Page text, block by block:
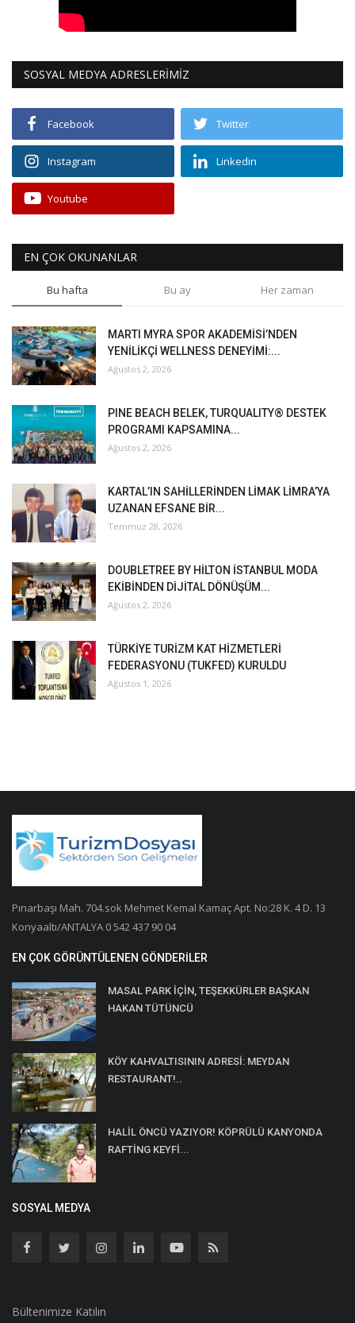
SOSYAL MEDYA ADRESLERİMİZ
Facebook Twitter
Instagram Linkedin
Youtube
EN ÇOK OKUNANLAR
Bu hafta Bu ay Her zaman
MARTI MYRA SPOR AKADEMİSİ’NDEN
YENİLİKÇİ WELLNESS DENEYİMİ:...
Ağustos 2, 2026
PINE BEACH BELEK, TURQUALITY® DESTEK
PROGRAMI KAPSAMINA...
Ağustos 2, 2026
KARTAL’IN SAHİLLERİNDEN LİMAK LİMRA’YA
UZANAN EFSANE BİR...
Temmuz 28, 2026
DOUBLETREE BY HİLTON İSTANBUL MODA
EKİBİNDEN DİJİTAL DÖNÜŞÜM...
Ağustos 2, 2026
TÜRKİYE TURİZM KAT HİZMETLERİ
FEDERASYONU (TUKFED) KURULDU
Ağustos 1, 2026
Pınarbaşı Mah. 704.sok Mehmet Kemal Kamaç Apt. No:28 K. 4 D. 13
Konyaaltı/ANTALYA 0 542 437 90 04
EN ÇOK GÖRÜNTÜLENEN GÖNDERILER
MASAL PARK İÇİN, TEŞEKKÜRLER BAŞKAN
HAKAN TÜTÜNCÜ
KÖY KAHVALTISININ ADRESİ: MEYDAN
RESTAURANT!..
HALİL ÖNCÜ YAZIYOR! KÖPRÜLÜ KANYONDA
RAFTİNG KEYFİ...
SOSYAL MEDYA
Bültenimize Katılın